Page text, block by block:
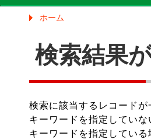
ホーム
検索結果
検索に該当するレコード
キーワードを指定してい
キーワードを指定してい